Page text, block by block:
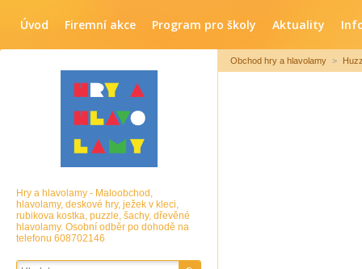
Úvod Firemní akce Program pro školy Aktuality
Obchod hry a hlavolamy >
Hry a hlavolamy - Maloobchod,
hlavolamy, deskové hry, ježek v kleci,
rubikova kostka, puzzle, šachy, dřevěné
hlavolamy. Osobní odběr po dohodě na
telefonu 608702146